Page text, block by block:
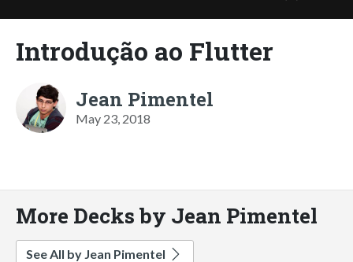
Introdução ao Flutter
Jean Pimentel
May 23, 2018
More Decks by Jean Pimentel
See All by Jean Pimentel